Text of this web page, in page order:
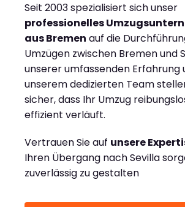
Seit 2003 spezialisiert sich unser
professionelles
aus Bremen auf die
Umzügen zwischen Bremen und
unserer umfassenden Erfahrung
unserem dedizierten Team
sicher, dass Ihr Umzug
effizient verläuft.
Vertrauen Sie auf unsere
Ihren Übergang nach Sevilla
zuverlässig zu gestalten